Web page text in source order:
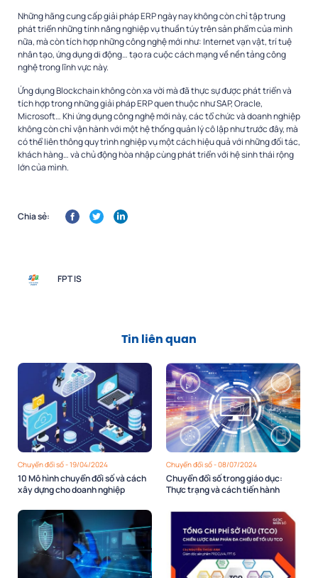
Những hãng cung cấp giải pháp ERP ngày nay không còn chỉ tập trung
phát triển những tính năng nghiệp vụ thuần túy trên sản phẩm của mình
nữa, mà còn tích hợp những công nghệ mới như: Internet vạn vật, trí tuệ
nhân tạo, ứng dụng di động… tạo ra cuộc cách mạng về nền tảng công
nghệ trong lĩnh vực này.
Ứng dụng Blockchain không còn xa vời mà đã thực sự được phát triển và
tích hợp trong những giải pháp ERP quen thuộc như SAP, Oracle,
Microsoft… Khi ứng dụng công nghệ mới này, các tổ chức và doanh nghiệp
không còn chỉ vận hành với một hệ thống quản lý cô lập như trước đây, mà
có thể liên thông quy trình nghiệp vụ một cách hiệu quả với những đối tác,
khách hàng… và chủ động hòa nhập cùng phát triển với hệ sinh thái rộng
lớn của mình.
Chia sẻ:
FPT IS
Tin liên quan
Chuyển đổi số - 19/04/2024
10 Mô hình chuyển đổi số và cách
xây dựng cho doanh nghiệp
Chuyển đổi số - 08/07/2024
Chuyển đổi số trong giáo dục:
Thực trạng và cách tiến hành